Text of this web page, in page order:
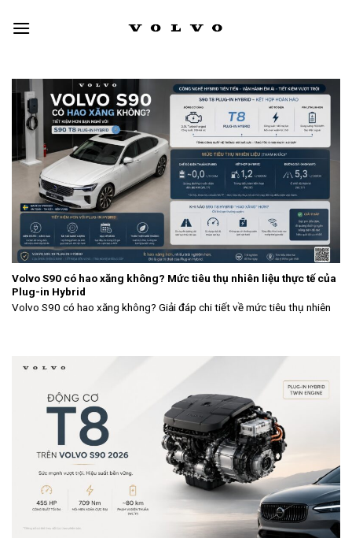
Volvo S90 có hao xăng không? Mức tiêu thụ nhiên liệu thực tế của
Plug-in Hybrid
Volvo S90 có hao xăng không? Giải đáp chi tiết về mức tiêu thụ nhiên